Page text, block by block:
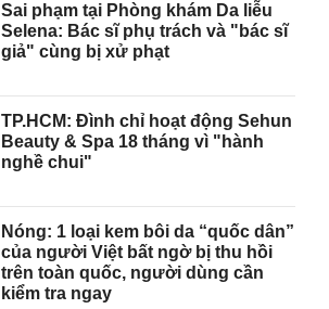
Sai phạm tại Phòng khám Da liễu
Selena: Bác sĩ phụ trách và "bác sĩ
giả" cùng bị xử phạt
TP.HCM: Đình chỉ hoạt động Sehun
Beauty & Spa 18 tháng vì "hành
nghề chui"
Nóng: 1 loại kem bôi da “quốc dân”
của người Việt bất ngờ bị thu hồi
trên toàn quốc, người dùng cần
kiểm tra ngay